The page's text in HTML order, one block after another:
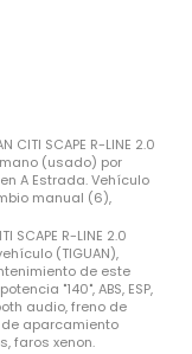
CITI SCAPE R-LINE 2.0
mano (usado) por
A Estrada. Vehículo
manual (6),
SCAPE R-LINE 2.0
(TIGUAN),
de este
"140", ABS, ESP,
audio, freno de
aparcamiento
faros xenon.